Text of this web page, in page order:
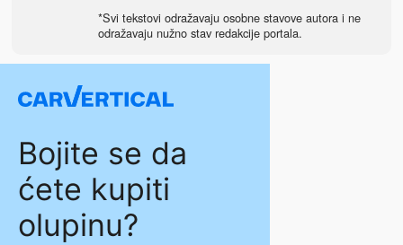
*Svi tekstovi odražavaju osobne stavove autora i ne
odražavaju nužno stav redakcije portala.